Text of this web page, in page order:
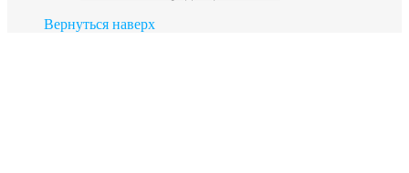
Вернуться наверх